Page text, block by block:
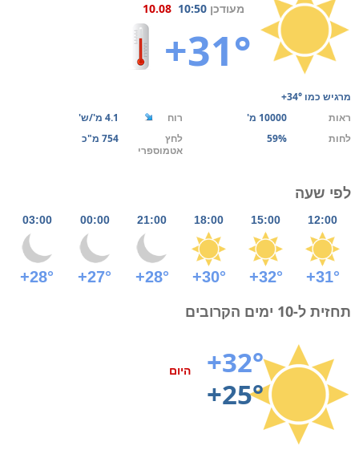
מעודכן 10:50
10.08
+31°
מרגיש כמו +34°
ראות
10000 מ' רוח
4.1 מ'/ש'
לחות
59%
לחץ
אטמוספרי
754 מ"כ
לפי שעה
12:00
15:00
18:00
21:00
00:00
03:00
+31°
+32°
+30°
+28°
+27°
+28°
תחזית ל-10 ימים הקרובים
+32°
+25°
היום